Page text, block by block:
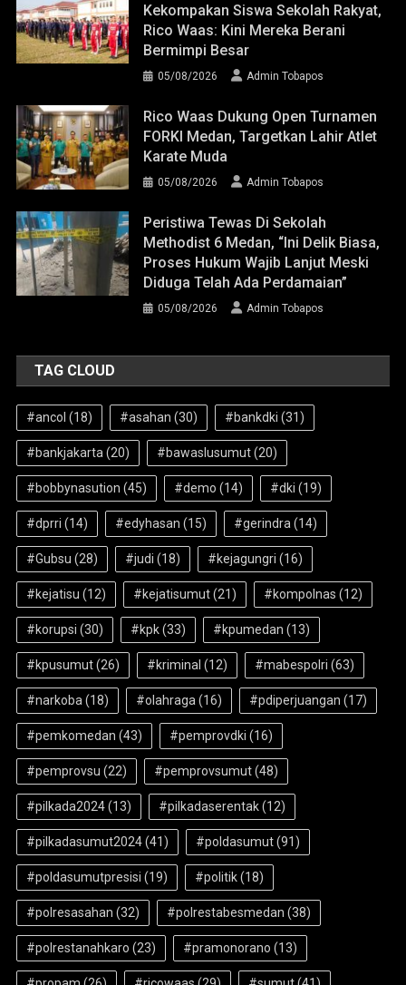
Kekompakan Siswa Sekolah Rakyat,
Rico Waas: Kini Mereka Berani
Bermimpi Besar
05/08/2026 Admin Tobapos
Rico Waas Dukung Open Turnamen
FORKI Medan, Targetkan Lahir Atlet
Karate Muda
05/08/2026 Admin Tobapos
Peristiwa Tewas Di Sekolah
Methodist 6 Medan, “Ini Delik Biasa,
Proses Hukum Wajib Lanjut Meski
Diduga Telah Ada Perdamaian”
05/08/2026 Admin Tobapos
TAG CLOUD
#ancol (18) #asahan (30) #bankdki (31)
#bankjakarta (20) #bawaslusumut(20)
#bobbynasution (45) #demo (14) #dki (19)
#dprri (14) #edyhasan (15) #gerindra (14)
#Gubsu (28) #judi (18) #kejagungri (16)
#kejatisu (12) #kejatisumut(21) #kompolnas (12)
#korupsi (30) #kpk(33) #kpumedan (13)
#kpusumut(26) #kriminal (12) #mabespolri (63)
#narkoba (18) #olahraga (16) #pdiperjuangan (17)
#pemkomedan (43) #pemprovdki (16)
#pemprovsu (22) #pemprovsumut(48)
#pilkada2024(13) #pilkadaserentak(12)
#pilkadasumut2024(41) #poldasumut(91)
#poldasumutpresisi (19) #politik(18)
#polresasahan (32) #polrestabesmedan (38)
#polrestanahkaro (23) #pramonorano (13)